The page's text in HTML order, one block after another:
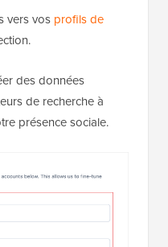
vers vos profils de
des données
de recherche à
présence sociale.